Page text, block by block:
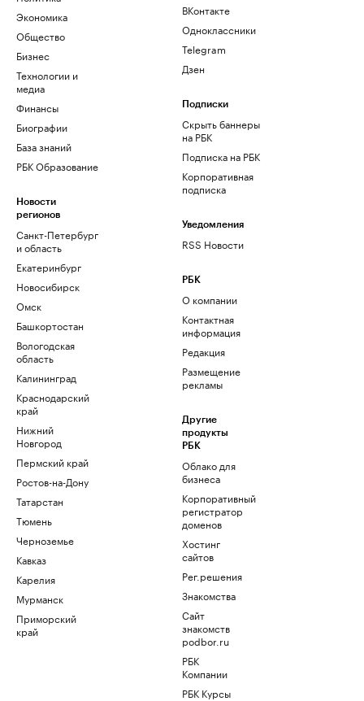
Экономика
Общество
Бизнес
Технологии и
медиа
Финансы
Биографии
База знаний
РБК Образование
Новости
регионов
Санкт-Петербург
и область
Екатеринбург
Новосибирск
Омск
Башкортостан
Вологодская
область
Калининград
Краснодарский
край
Нижний
Новгород
Пермский край
Ростов-на-Дону
Татарстан
Тюмень
Черноземье
Кавказ
Карелия
Мурманск
Приморский
край
ВКонтакте
Одноклассники
Telegram
Дзен
Подписки
Скрыть баннеры
на РБК
Подписка на РБК
Корпоративная
подписка
Уведомления
RSS Новости
РБК
О компании
Контактная
информация
Редакция
Размещение
рекламы
Другие
продукты
РБК
Облако для
бизнеса
Корпоративный
регистратор
доменов
Хостинг
сайтов
Рег.решения
Знакомства
Сайт
знакомств
podbor.ru
РБК
Компании
РБК Курсы